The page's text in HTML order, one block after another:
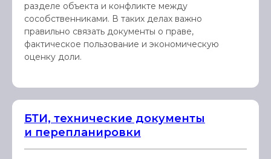
разделе объекта и конфликте между
сособственниками. В таких делах важно
правильно связать документы о праве,
фактическое пользование и экономическую
оценку доли.
БТИ, технические документы
и перепланировки